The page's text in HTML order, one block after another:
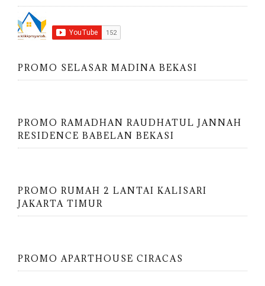
PROMO SELASAR MADINA BEKASI
PROMO RAMADHAN RAUDHATUL JANNAH
RESIDENCE BABELAN BEKASI
PROMO RUMAH 2 LANTAI KALISARI
JAKARTA TIMUR
PROMO APARTHOUSE CIRACAS